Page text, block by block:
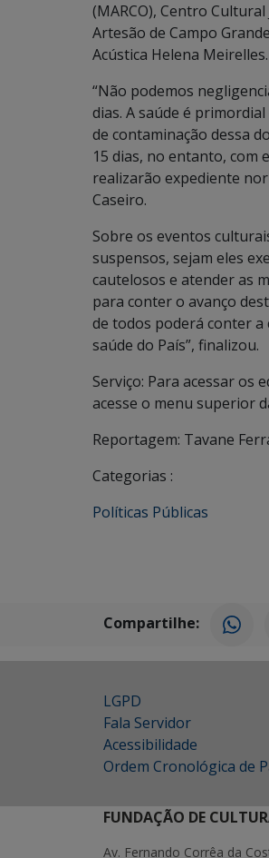
(MARCO), Centro Cultural
Artesão de Campo
Acústica Helena Meirelles.
“Não podemos
dias. A saúde é
de contaminação dessa
15 dias, no entanto, com
realizarão expediente
Caseiro.
Sobre os eventos
suspensos, sejam eles
cautelosos e atender as
para conter o avanço
de todos poderá conter a
saúde do País”, finalizou.
Serviço: Para acessar os
acesse o menu superior
Reportagem: Tavane
Categorias :
Políticas Públicas
Compartilhe:
LGPD
Fala Servidor
Acessibilidade
Ordem Cronológica de
FUNDAÇÃO DE
Av. Fernando Corrêa da